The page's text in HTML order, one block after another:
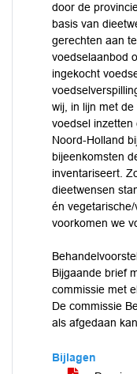
door de
basis van
gerechten aan
voedselaanbod
ingekocht
wij, in lijn met
voedsel inzetten
Noord-Holland
bijeenkomsten
inventariseert.
dieetwensen
én
voorkomen we
Bijgaande brief
commissie met
De commissie
als afgedaan
Bijlagen